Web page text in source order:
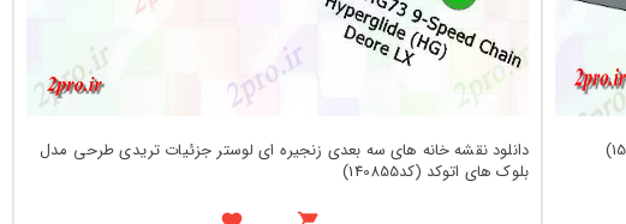
دانلود نقشه خانه های سه بعدی زنجیره ای لوستر جزئیات تریدی طرحی مدل
بلوک های اتوکد (کد140855)